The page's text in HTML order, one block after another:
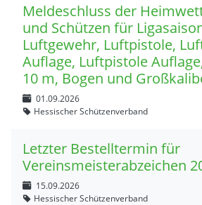
Meldeschluss der
und Schützen für
Luftgewehr, Luftpistole,
Auflage, Luftpistole
10 m, Bogen und
01.09.2026
Hessischer Schützenverband
Letzter Bestelltermin für
Vereinsmeisterabzeichen
15.09.2026
Hessischer Schützenverband